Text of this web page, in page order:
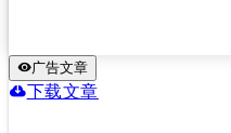
广告文章
下载文章